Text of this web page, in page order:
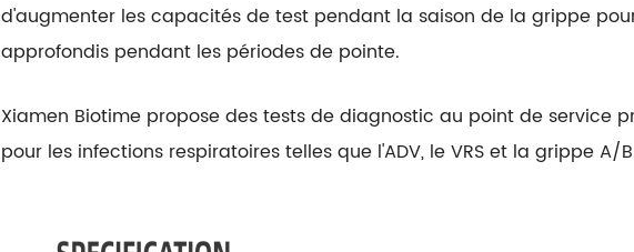
d'augmenter les capacités de test pendant la saison de la grippe
approfondis pendant les périodes de pointe.
Xiamen Biotime propose des tests de diagnostic au point de service
pour les infections respiratoires telles que l'ADV, le VRS et la grippe A/